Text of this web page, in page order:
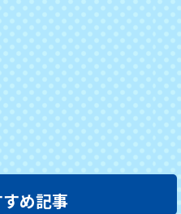
め記事